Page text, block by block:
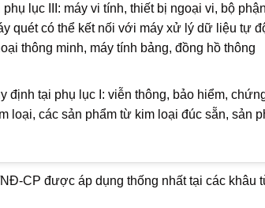
lục III: máy vi tính, thiết bị ngoại vi, bộ
quét có thể kết nối với máy xử lý dữ liệu tự
thông minh, máy tính bảng, đồng hồ thông
định tại phụ lục I: viễn thông, bảo hiểm,
loại, các sản phẩm từ kim loại đúc sẵn, sản
CP được áp dụng thống nhất tại các khâu